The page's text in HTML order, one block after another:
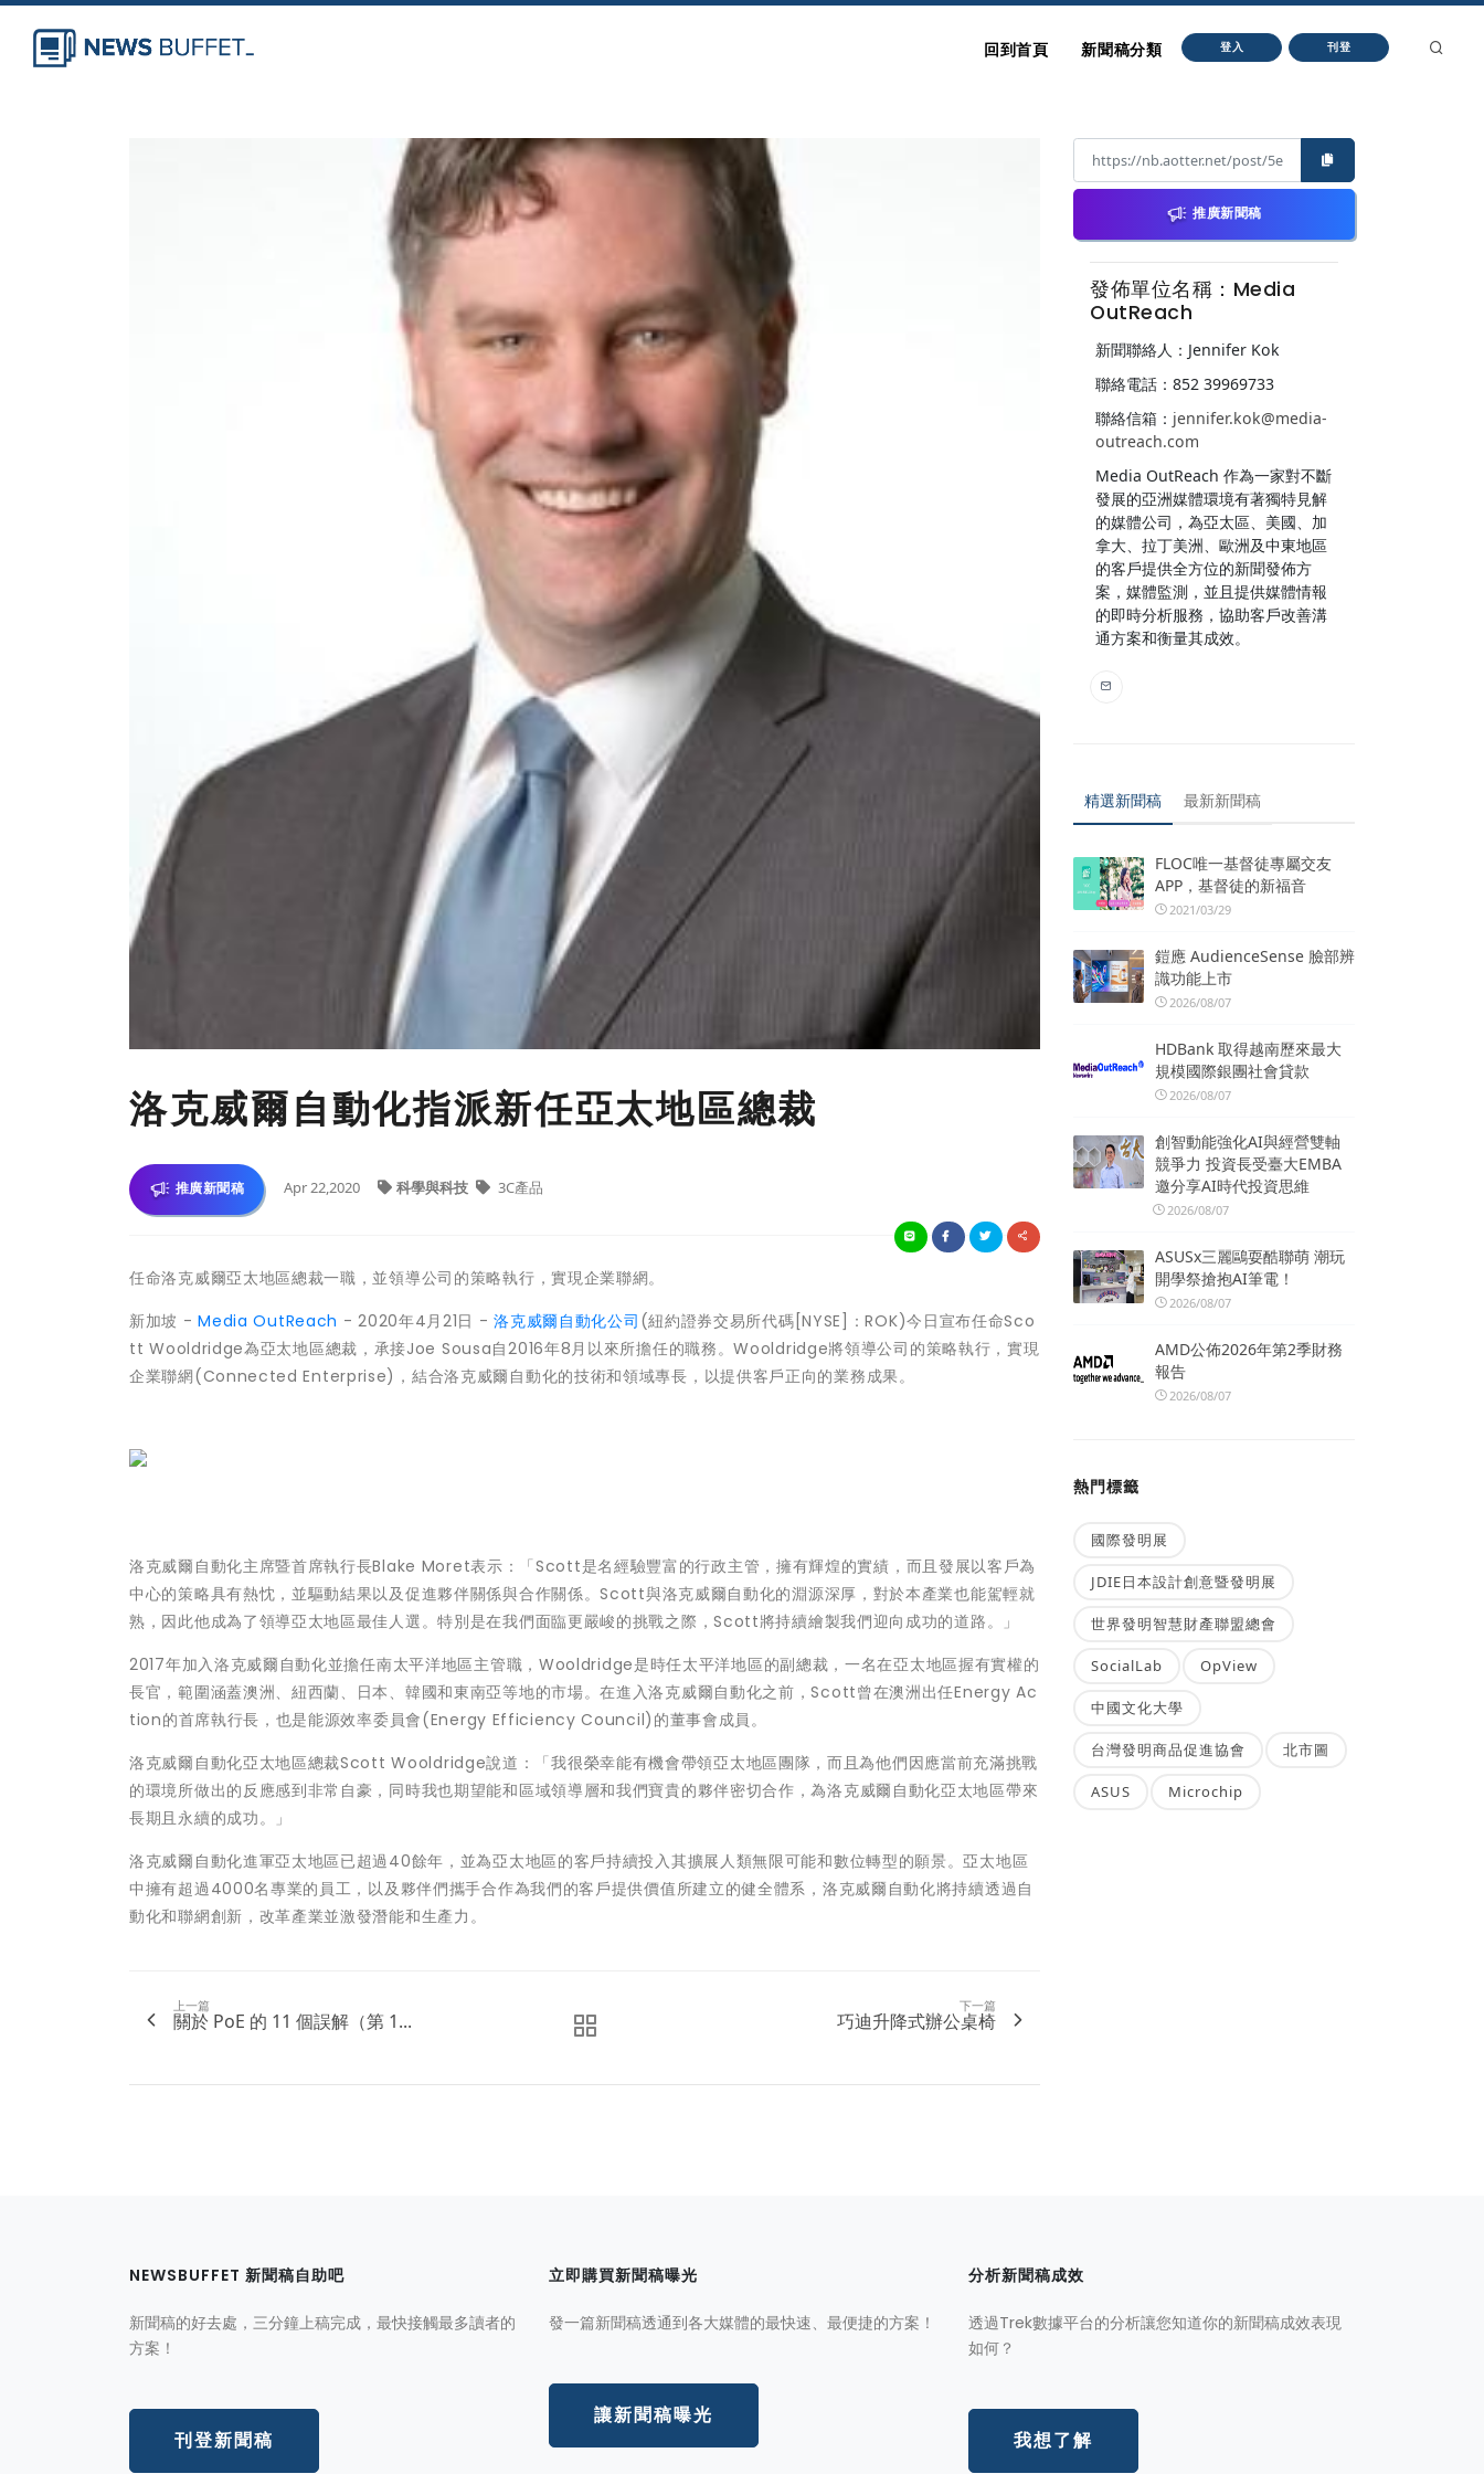
回到首頁 新聞稿分類 登入 刊登
洛克威爾自動化指派新任亞太地區總裁
推廣新聞稿 Apr 22,2020 科學與科技 3C產品
任命洛克威爾亞太地區總裁一職，並領導公司的策略執行，實現企業聯網。
新加坡 -Media OutReach - 2020年4月21日 -洛克威爾自動化公司 (紐約證券交易所代碼[NYSE]：ROK)今日宣布任命Sco
tt Wooldridge為亞太地區總裁，承接Joe Sousa自2016年8月以來所擔任的職務。Wooldridge將領導公司的策略執行，實現
企業聯網(Connected Enterprise)，結合洛克威爾自動化的技術和領域專長，以提供客戶正向的業務成果。
洛克威爾自動化主席暨首席執行長Blake Moret表示：「Scott是名經驗豐富的行政主管，擁有輝煌的實績，而且發展以客戶為
中心的策略具有熱忱，並驅動結果以及促進夥伴關係與合作關係。Scott與洛克威爾自動化的淵源深厚，對於本產業也能駕輕就
熟，因此他成為了領導亞太地區最佳人選。特別是在我們面臨更嚴峻的挑戰之際，Scott將持續繪製我們迎向成功的道路。」
2017年加入洛克威爾自動化並擔任南太平洋地區主管職，Wooldridge是時任太平洋地區的副總裁，一名在亞太地區握有實權的
長官，範圍涵蓋澳洲、紐西蘭、日本、韓國和東南亞等地的市場。在進入洛克威爾自動化之前，Scott曾在澳洲出任Energy Ac
tion的首席執行長，也是能源效率委員會(Energy Efficiency Council)的董事會成員。
洛克威爾自動化亞太地區總裁Scott Wooldridge說道：「我很榮幸能有機會帶領亞太地區團隊，而且為他們因應當前充滿挑戰
的環境所做出的反應感到非常自豪，同時我也期望能和區域領導層和我們寶貴的夥伴密切合作，為洛克威爾自動化亞太地區帶來
長期且永續的成功。」
洛克威爾自動化進軍亞太地區已超過40餘年，並為亞太地區的客戶持續投入其擴展人類無限可能和數位轉型的願景。亞太地區
中擁有超過4000名專業的員工，以及夥伴們攜手合作為我們的客戶提供價值所建立的健全體系，洛克威爾自動化將持續透過自
動化和聯網創新，改革產業並激發潛能和生產力。
上一篇
關於 PoE 的 11 個誤解（第 1...
下一篇
巧迪升降式辦公桌椅
推廣新聞稿
發佈單位名稱：Media
OutReach
新聞聯絡人：Jennifer Kok
聯絡電話：852 39969733
聯絡信箱： jennifer.kok@media-
outreach.com
Media OutReach 作為一家對不斷
發展的亞洲媒體環境有著獨特見解
的媒體公司，為亞太區、美國、加
拿大、拉丁美洲、歐洲及中東地區
的客戶提供全方位的新聞發佈方
案，媒體監測，並且提供媒體情報
的即時分析服務，協助客戶改善溝
通方案和衡量其成效。
精選新聞稿 最新新聞稿
FLOC唯一基督徒專屬交友
APP，基督徒的新福音
2021/03/29
鎧應 AudienceSense 臉部辨
識功能上市
2026/08/07
HDBank 取得越南歷來最大
規模國際銀團社會貸款
2026/08/07
創智動能強化AI與經營雙軸
競爭力 投資長受臺大EMBA
邀分享AI時代投資思維
2026/08/07
ASUSx三麗鷗耍酷聯萌 潮玩
開學祭搶抱AI筆電！
2026/08/07
AMD公佈2026年第2季財務
報告
2026/08/07
熱門標籤
國際發明展
JDIE日本設計創意暨發明展
世界發明智慧財產聯盟總會
SocialLab OpView
中國文化大學
台灣發明商品促進協會 北市圖
ASUS Microchip
NEWSBUFFET 新聞稿自助吧
新聞稿的好去處，三分鐘上稿完成，最快接觸最多讀者的
方案！
刊登新聞稿
立即購買新聞稿曝光
發一篇新聞稿透通到各大媒體的最快速、最便捷的方案！
讓新聞稿曝光
分析新聞稿成效
透過Trek數據平台的分析讓您知道你的新聞稿成效表現
如何？
我想了解